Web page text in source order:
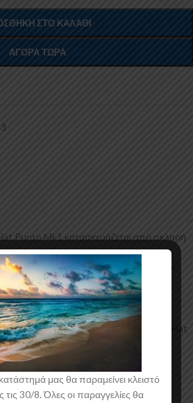
ΣΤΟ ΚΑΛΆΘΙ
ΑΓΟΡΆ ΤΏΡΑ
Punto Mk1 κατασκευάζεται από σκληρή
και ΟΧΙ από πολυεστέρα. Η
και ακριβό υλικό με εύκολη και
αεροτομές παράγονται σε καλούπια
και αντοχή στη μαζική παραγωγή.
σε υψηλές θερμοκρασίες και έχουν
Η αεροτομή οροφής για το Fiat
του υλικού. Το προϊόν θα πρέπει να
βαφτεί στο χρώμα της επιλογής σας.
μας θα παραμείνει κλειστό
30/8. Όλες οι παραγγελίες θα